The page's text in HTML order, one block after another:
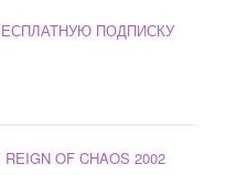
ПОДПИСКУ
OF CHAOS 2002